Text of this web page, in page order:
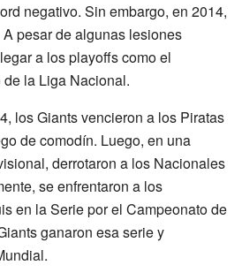
negativo. Sin embargo, en 2014,
pesar de algunas lesiones
a los playoffs como el
la Liga Nacional.
los Giants vencieron a los Piratas
de comodín. Luego, en una
derrotaron a los Nacionales
se enfrentaron a los
en la Serie por el Campeonato de
ganaron esa serie y